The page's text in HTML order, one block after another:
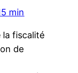
min
la fiscalité
de